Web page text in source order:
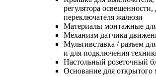
регулятора
переключателя жалюзи
Материалы монтажные
Механизм датчика
Мультивставка / разъем
и для подключения
Настольный розеточный
Основание для открытого